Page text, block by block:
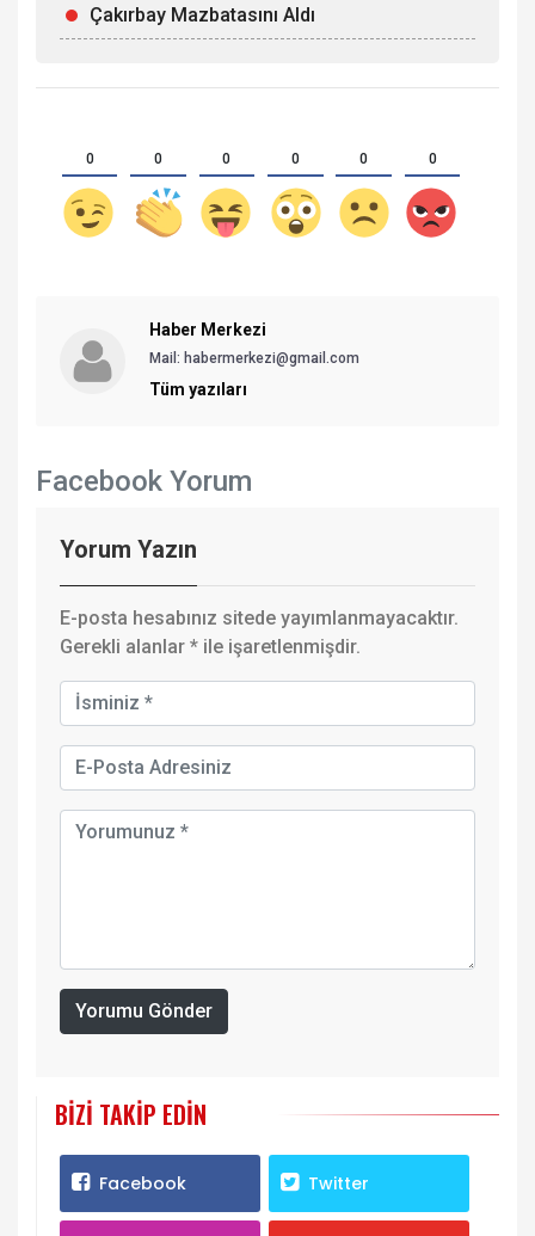
Çakırbay Mazbatasını Aldı
0 0 0 0 0 0
Haber Merkezi
Mail: habermerkezi@gmail.com
Tüm yazıları
Facebook Yorum
Yorum Yazın
E-posta hesabınız sitede yayımlanmayacaktır.
Gerekli alanlar * ile işaretlenmişdir.
Yorumu Gönder
BIZI TAKIP EDIN
Facebook Twitter